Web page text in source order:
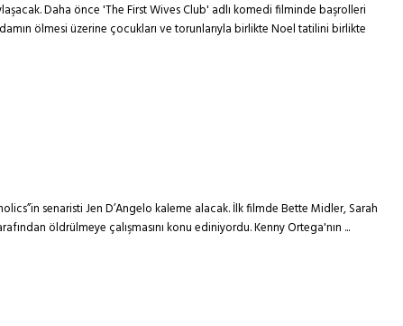
Daha önce 'The First Wives Club' adlı komedi filminde başrolleri
ölmesi üzerine çocukları ve torunlarıyla birlikte Noel tatilini birlikte
senaristi Jen D’Angelo kaleme alacak. İlk filmde Bette Midler, Sarah
öldrülmeye çalışmasını konu ediniyordu. Kenny Ortega'nın ...